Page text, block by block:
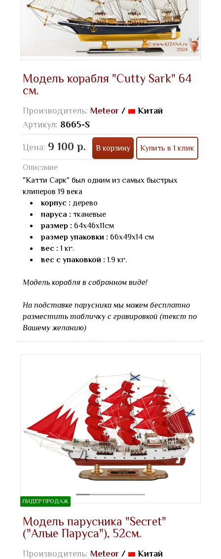
Модель корабля "Cutty Sark" 64
см.
Производитель: Meteor /
Китай
Артикул: 8665-S
Цена: 9 100 р. В корзину Купить в 1 клик
Описание
"Катти Сарк" был одним из самых быстрых
клиперов 19 века
корпус : дерево
паруса : тканевые
размер : 64х46х11см
размер упаковки : 66х49х14 см
вес : 1 кг.
вес с упаковкой : 1.9 кг.
Модель корабля в собранном виде!
На подставке парусника мы можем бесплатно
разместить табличку с гравировкой (текст по
Вашему желанию)
ЛИДЕР ПРОДАЖ
Модель парусника "Secret"
("Алые Паруса"), 52см.
Производитель: Meteor /
Китай